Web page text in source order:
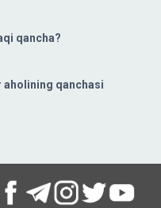
qancha?
aholining qanchasi